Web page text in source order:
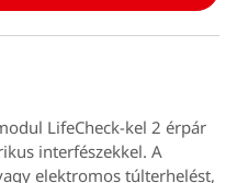
LifeCheck-kel 2 érpár
interfészekkel. A
elektromos túlterhelést,